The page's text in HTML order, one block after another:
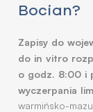
Bocian?
Zapisy do
do in vitro
o godz. 8:00 i
wyczerpania
warmińsko-